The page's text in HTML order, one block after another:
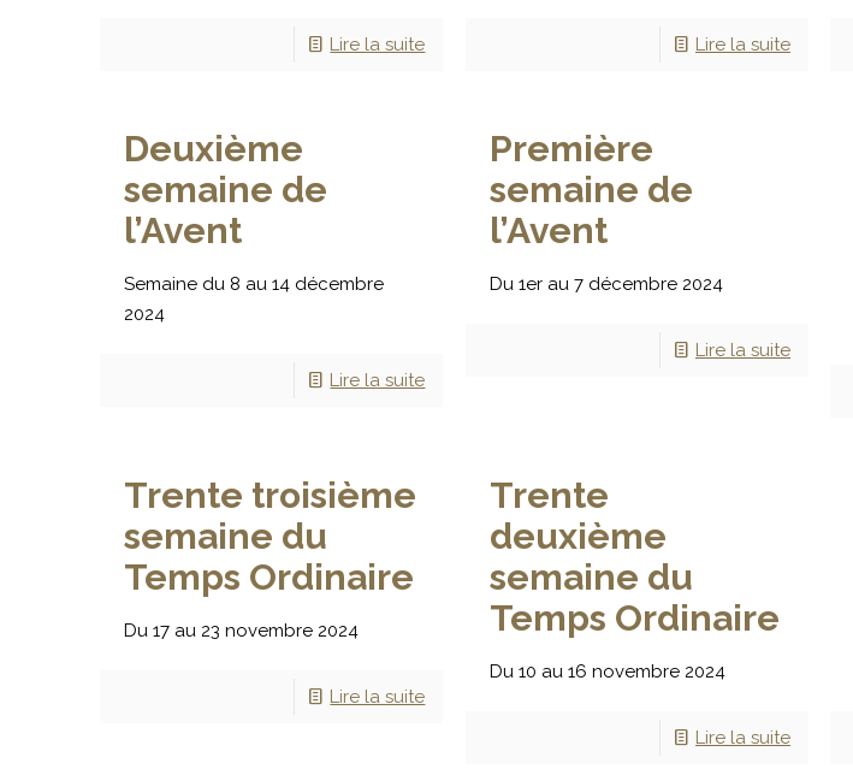
Lire la suite Lire la suite
Deuxième
semaine de
l’Avent
Semaine du 8 au 14 décembre
2024
Lire la suite
Première
semaine de
l’Avent
Du 1er au 7 décembre 2024
Lire la suite
Trente troisième
semaine du
Temps Ordinaire
Du 17 au 23 novembre 2024
Lire la suite
Trente
deuxième
semaine du
Temps Ordinaire
Du 10 au 16 novembre 2024
Lire la suite